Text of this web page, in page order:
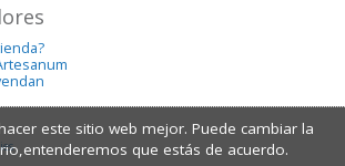
este sitio web mejor. Puede cambiar la
que estás de acuerdo.